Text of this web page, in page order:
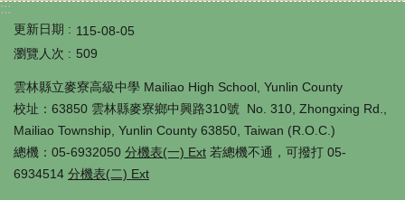
習
專
區
國
際
教
:::
更新日期
115-08-05
瀏覽人次
509
雲林縣立麥寮高級中學 Mailiao High School, Yunlin County
校址：63850 雲林縣麥寮鄉中興路310號 No. 310, Zhongxing Rd.,
Mailiao Township, Yunlin County 63850, Taiwan (R.O.C.)
總機：05-6932050 分機表(一) Ext 若總機不通，可撥打 05-
6934514 分機表(二) Ext